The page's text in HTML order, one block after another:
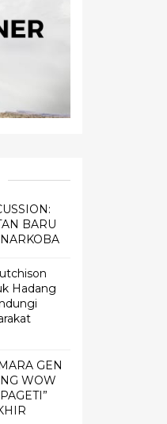
BARU
Hadang
GEN
WOW